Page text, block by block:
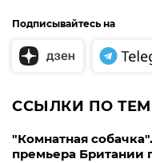
Подписывайтесь на
ССЫЛКИ ПО
"Комнатная
премьера Британии